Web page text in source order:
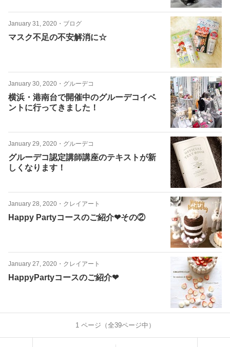
January 31, 2020 ・ ブログ
マスク不足の不安解消に☆
January 30, 2020 ・ グルーデコ
横浜・港南台で開催中のグルーデコイベ
ントに行ってきました！
January 29, 2020 ・ グルーデコ
グルーデコ認定講師講座のテキストが新
しくなります！
January 28, 2020 ・ クレイアート
Happy Partyコースのご紹介❤︎その②
January 27, 2020 ・ クレイアート
HappyPartyコースのご紹介❤︎
1ページ（全39ページ中）